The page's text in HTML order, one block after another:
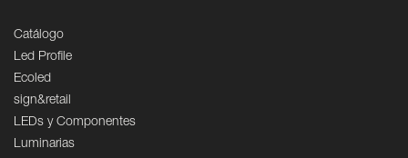
Catálogo
Led Profile
Ecoled
sign&retail
LEDs y Componentes
Luminarias